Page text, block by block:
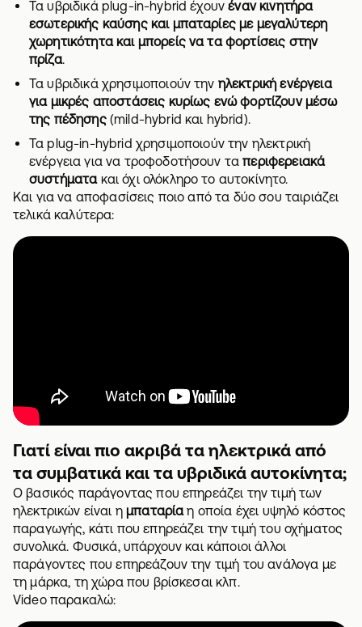
Τα υβριδικά plug-in-hybrid έχουνέναν κινητήρα
εσωτερικής καύσης και μπαταρίες με μεγαλύτερη
χωρητικότητα και μπορείς να τα φορτίσεις στην
πρίζα.
Τα υβριδικά χρησιμοποιούν την ηλεκτρική ενέργεια
για μικρές αποστάσεις κυρίως ενώ φορτίζουν μέσω
της πέδησης(mild-hybrid και hybrid).
Τα plug-in-hybrid χρησιμοποιούν την ηλεκτρική
ενέργεια για να τροφοδοτήσουν ταπεριφερειακά
συστήματακαι όχι ολόκληρο το αυτοκίνητο.
Και για να αποφασίσεις ποιο από τα δύο σου ταιριάζει
τελικά καλύτερα:
Γιατί είναι πιο ακριβά τα ηλεκτρικά από
τα συμβατικά και τα υβριδικά αυτοκίνητα;
Ο βασικός παράγοντας που επηρεάζει την τιμή των
ηλεκτρικών είναι ημπαταρίαη οποία έχει υψηλό κόστος
παραγωγής, κάτι που επηρεάζει την τιμή του οχήματος
συνολικά. Φυσικά, υπάρχουν και κάποιοι άλλοι
παράγοντες που επηρεάζουν την τιμή του ανάλογα με
τη μάρκα, τη χώρα που βρίσκεσαι κλπ.
Video παρακαλώ: